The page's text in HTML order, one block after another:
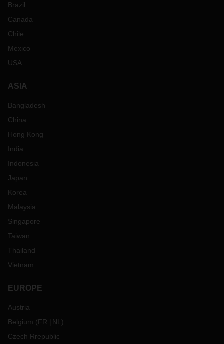
Brazil
Canada
Chile
Mexico
USA
ASIA
Bangladesh
China
Hong Kong
India
Indonesia
Japan
Korea
Malaysia
Singapore
Taiwan
Thailand
Vietnam
EUROPE
Austria
Belgium (FR NL )
Czech Rrepublic